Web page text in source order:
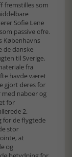
fremstilles som
Sofie Lene
passive ofre.
Københavns
de danske
til Sverige.
fra
havde været
gjort deres for
med naboer og
for
2.
for de flygtede
stor
at
og